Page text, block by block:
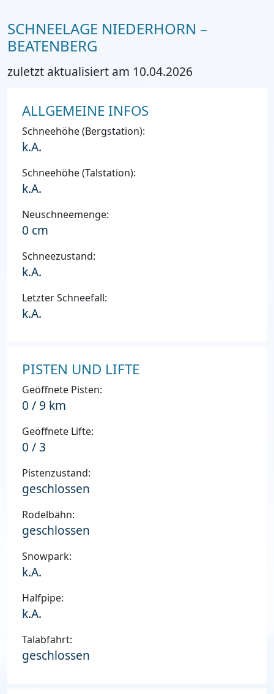
SCHNEELAGE NIEDERHORN –
BEATENBERG
zuletzt aktualisiert am 10.04.2026
ALLGEMEINE INFOS
Schneehöhe (Bergstation):
k.A.
Schneehöhe (Talstation):
k.A.
Neuschneemenge:
0 cm
Schneezustand:
k.A.
Letzter Schneefall:
k.A.
PISTEN UND LIFTE
Geöffnete Pisten:
0 / 9 km
Geöffnete Lifte:
0 / 3
Pistenzustand:
geschlossen
Rodelbahn:
geschlossen
Snowpark:
k.A.
Halfpipe:
k.A.
Talabfahrt:
geschlossen